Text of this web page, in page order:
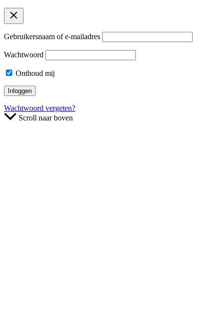
Gebruikersnaam of e-mailadres
Wachtwoord
Onthoud mij
Wachtwoord vergeten?
Scroll naar boven